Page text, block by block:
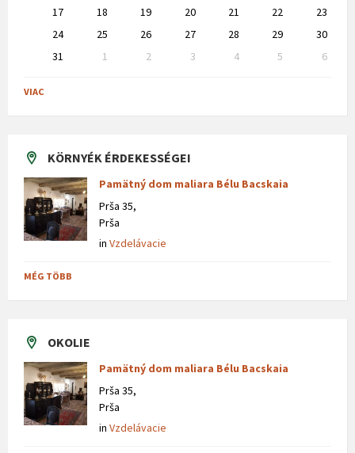
17 18 19 20 21 22
23
24
25 26 27 28 29
30
31
1 2 3 4 5
6
to
calendar
VIAC
KÖRNYÉK ÉRDEKESSÉGEI
Pamätný dom maliara Bélu Bacskaia
Prša 35,
Prša
in Vzdelávacie
MÉG TÖBB
OKOLIE
Pamätný dom maliara Bélu Bacskaia
Prša 35,
Prša
in Vzdelávacie